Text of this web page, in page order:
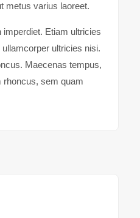
metus varius laoreet.
Etiam ultricies
ultricies nisi.
Maecenas tempus,
rhoncus, sem quam